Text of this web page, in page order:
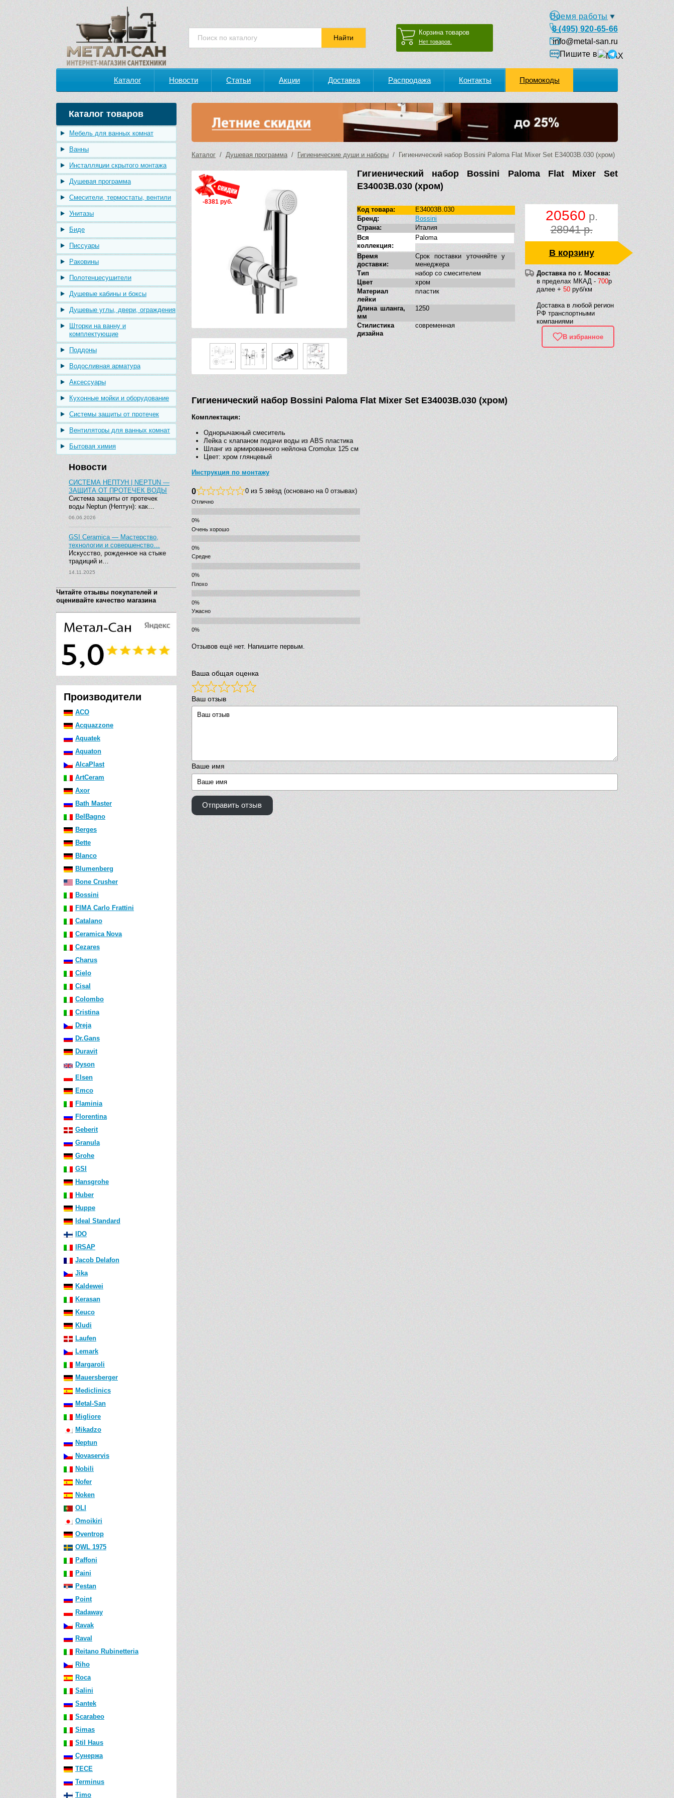
Корзина товаров
Нет товаров.
Время работы
8 (495) 920-65-66
info@metal-san.ru
Пишите в
Каталог Новости Статьи Акции Доставка Распродажа Контакты Промокоды
Каталог товаров
Мебель для ванных комнат
Ванны
Инсталляции скрытого монтажа
Душевая программа
Смесители, термостаты, вентили
Унитазы
Биде
Писсуары
Раковины
Полотенцесушители
Душевые кабины и боксы
Душевые углы, двери, ограждения
Шторки на ванну и
комплектующие
Поддоны
Водосливная арматура
Аксессуары
Кухонные мойки и оборудование
Системы защиты от протечек
Вентиляторы для ванных комнат
Бытовая химия
Новости
СИСТЕМА НЕПТУН | NEPTUN —
ЗАЩИТА ОТ ПРОТЕЧЕК ВОДЫ
Система защиты от протечек
воды Neptun (Нептун): как…
06.06.2026
GSI Ceramica — Мастерство,
технологии и совершенство…
Искусство, рожденное на стыке
традиций и…
14.11.2025
Читайте отзывы покупателей и
оценивайте качество магазина
Производители
ACO
Acquazzone
Aquatek
Aquaton
AlcaPlast
ArtCeram
Axor
Bath Master
BelBagno
Berges
Bette
Blanco
Blumenberg
Bone Crusher
Bossini
FIMA Carlo Frattini
Catalano
Ceramica Nova
Cezares
Charus
Cielo
Cisal
Colombo
Cristina
Dreja
Dr.Gans
Duravit
Dyson
Elsen
Emco
Flaminia
Florentina
Geberit
Granula
Grohe
GSI
Hansgrohe
Huber
Huppe
Ideal Standard
IDO
IRSAP
Jacob Delafon
Jika
Kaldewei
Kerasan
Keuco
Kludi
Laufen
Lemark
Margaroli
Mauersberger
Mediclinics
Metal-San
Migliore
Mikadzo
Neptun
Novaservis
Nobili
Nofer
Noken
OLI
Omoikiri
Oventrop
OWL 1975
Paffoni
Paini
Pestan
Point
Radaway
Ravak
Raval
Reitano Rubinetteria
Riho
Roca
Salini
Santek
Scarabeo
Simas
Stil Haus
Сунержа
TECE
Terminus
Timo
Каталог / Душевая программа/ Гигиенические души и наборы / Гигиенический набор Bossini Paloma Flat Mixer Set E34003B.030 (хром)
-8381 руб.
Гигиенический набор Bossini Paloma Flat Mixer Set
E34003B.030 (хром)
20560 р.
28941 р.
В корзину
Доставка по г. Москва:
в пределах МКАД - 700р
далее + 50 руб/км
Доставка в любой регион
РФ транспортными
компаниями
В избранное
Код товара:
E34003B.030
Бренд:
Bossini
Страна:
Италия
Вся
коллекция:
Paloma
Время
доставки:
Срок поставки уточняйте у
менеджера
Тип
набор со смесителем
Цвет
хром
Материал
лейки
пластик
Длина шланга,
мм
1250
Стилистика
дизайна
современная
Гигиенический набор Bossini Paloma Flat Mixer Set E34003B.030 (хром)
Комплектация:
Однорычажный смеситель
Лейка с клапаном подачи воды из ABS пластика
Шланг из армированного нейлона Cromolux 125 см
Цвет: хром глянцевый
Инструкция по монтажу
0 0 из 5 звёзд (основано на 0 отзывах)
Отлично
Очень хорошо
Средне
Плохо
Ужасно
Отзывов ещё нет. Напишите первым.
Ваша общая оценка
Ваш отзыв
Ваше имя
Отправить отзыв